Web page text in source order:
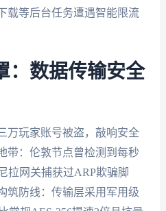
载等后台任务遭遇智能限流
：数据传输安全
万玩家账号被盗，敲响安全
带：伦敦节点曾检测到每秒
拉网关捕获过ARP欺骗脚
筑防线：传输层采用军用级